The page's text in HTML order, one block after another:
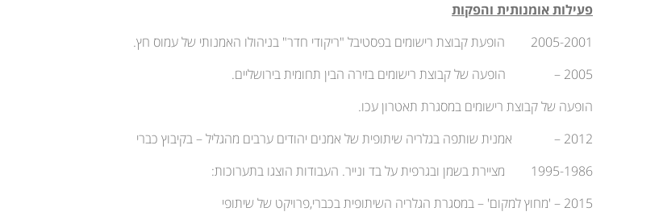
פעילות אומנותית והפקות
2005-2001 הופעת קבוצת רישומים בפסטיבל "ריקודי חדר" בניהולו האמנותי של עמוס חץ.
2005 – הופעה של קבוצת רישומים בזירה הבין תחומית בירושליים.
הופעה של קבוצת רישומים במסגרת תאטרון עכו.
2012 – אמנית שותפה בגלריה שיתופית של אמנים יהודים ערבים מהגליל – בקיבוץ כברי
1995-1986 מציירת בשמן ובגרפית על בד ונייר. העבודות הוצגו בתערוכות:
2015 – 'מחוץ למקום' – במסגרת הגלריה השיתופית בכברי,פרויקט של שיתופי